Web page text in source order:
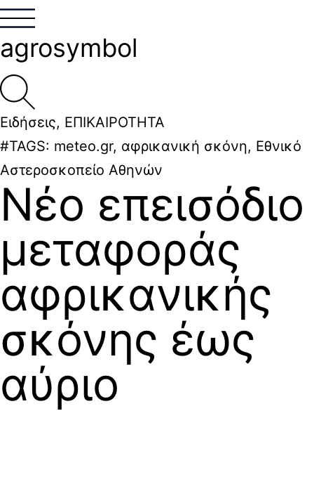
agrosymbol
Ειδήσεις, ΕΠΙΚΑΙΡΟΤΗΤΑ
#TAGS: meteo.gr, αφρικανική σκόνη, Εθνικό
Αστεροσκοπείο Αθηνών
Νέο επεισόδιο
μεταφοράς
αφρικανικής
σκόνης έως
αύριο